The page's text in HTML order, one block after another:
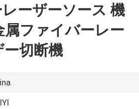
ーザーソース 機
属ファイバーレー
ー切断機